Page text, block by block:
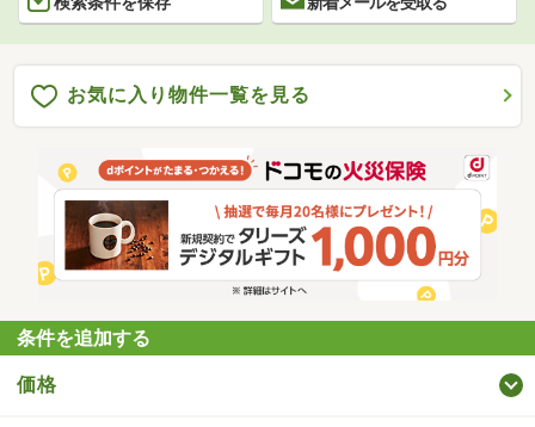
お気に入り物件一覧を見る
条件を追加する
価格